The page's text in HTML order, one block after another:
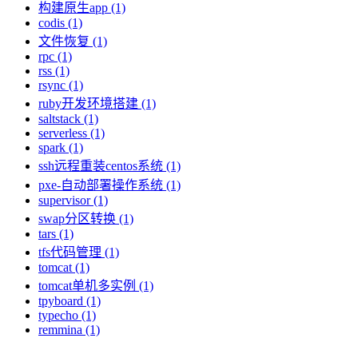
构建原生app (1)
codis (1)
文件恢复 (1)
rpc (1)
rss (1)
rsync (1)
ruby开发环境搭建 (1)
saltstack (1)
serverless (1)
spark (1)
ssh远程重装centos系统 (1)
pxe-自动部署操作系统 (1)
supervisor (1)
swap分区转换 (1)
tars (1)
tfs代码管理 (1)
tomcat (1)
tomcat单机多实例 (1)
tpyboard (1)
typecho (1)
remmina (1)